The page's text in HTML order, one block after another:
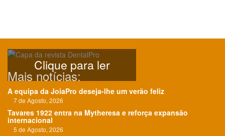
Clique para ler
Mais notícias:
A equipa da JoiaPro deseja-lhe um verão feliz
7 de Agosto, 2026
Tavares 1922 entra na Mytheresa e reforça expansão
internacional
5 de Agosto, 2026